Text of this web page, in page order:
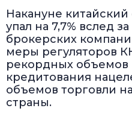
Накануне
упал на 7,7% вслед
брокерских
меры регуляторов
рекордных
кредитования
объемов торговли
страны.